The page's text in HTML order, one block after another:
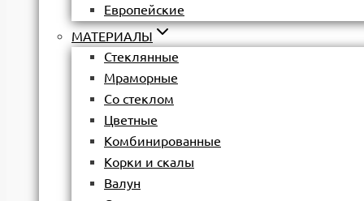
Европейские
МАТЕРИАЛЫ
Стеклянные
Мраморные
Со стеклом
Цветные
Комбинированные
Корки и скалы
Валун